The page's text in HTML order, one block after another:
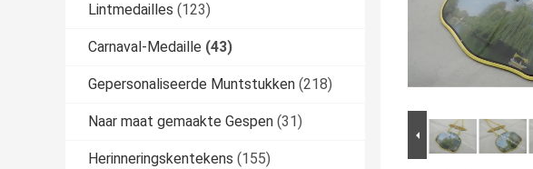
Lintmedailles (123)
Carnaval-Medaille (43)
Gepersonaliseerde Muntstukken (218)
Naar maat gemaakte Gespen (31)
Herinneringskentekens (155)